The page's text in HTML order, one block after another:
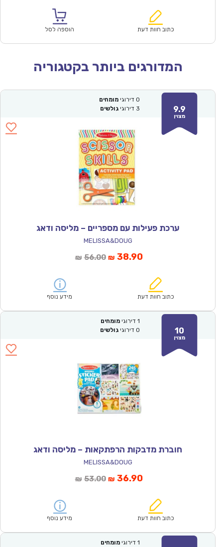
₪183.00.
הוא:
כתוב חוות דעת הוספה לסל
המדורגים ביותר בקטגוריה
9.9
מצוין
0 דירוגי מומחים
3 דירוגי גולשים
ערכת פעילות עם מספריים – מליסה ודאג
MELISSA&DOUG
₪ 56.00המחיר
₪56.00.
₪ 38.90המחיר
הוא:
כתוב חוות דעת מידע נוסף
10
מצוין
1 דירוגי מומחים
0 דירוגי גולשים
חוברת מדבקות הרפתקאות – מליסה ודאג
MELISSA&DOUG
₪ 53.00המחיר
₪53.00.
₪ 36.90המחיר
הוא:
כתוב חוות דעת מידע נוסף
1 דירוגי מומחים